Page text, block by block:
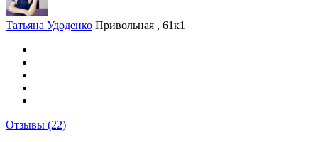
Татьяна Удоденко Привольная , 61к1
Отзывы (22)